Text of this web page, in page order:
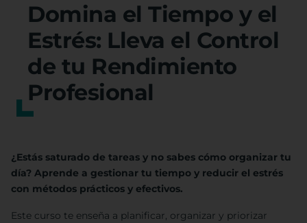
Domina el Tiempo y el
Estrés: Lleva el Control
de tu Rendimiento
Profesional
¿Estás saturado de tareas y no sabes cómo organizar tu
día? Aprende a gestionar tu tiempo y reducir el estrés
con métodos prácticos y efectivos.
Este curso te enseña a planificar, organizar y priorizar